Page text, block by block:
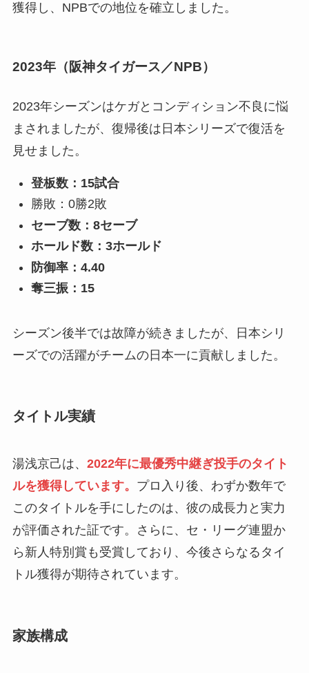
獲得し、NPBでの地位を確立しました。
2023年（阪神タイガース／NPB）
2023年シーズンはケガとコンディション不良に悩
まされましたが、復帰後は日本シリーズで復活を
見せました。
登板数：15試合
勝敗：0勝2敗
セーブ数：8セーブ
ホールド数：3ホールド
防御率：4.40
奪三振：15
シーズン後半では故障が続きましたが、日本シリ
ーズでの活躍がチームの日本一に貢献しました。
タイトル実績
湯浅京己は、 2022年に最優秀中継ぎ投手のタイト
ルを獲得しています。 プロ入り後、わずか数年で
このタイトルを手にしたのは、彼の成長力と実力
が評価された証です。さらに、セ・リーグ連盟か
ら新人特別賞も受賞しており、今後さらなるタイ
トル獲得が期待されています。
家族構成